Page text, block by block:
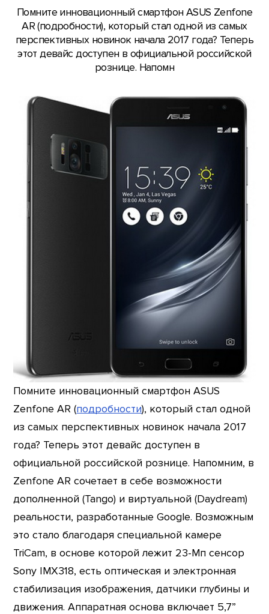
Помните инновационный смартфон ASUS Zenfone
AR (подробности), который стал одной из самых
перспективных новинок начала 2017 года? Теперь
этот девайс доступен в официальной российской
рознице. Напомн
Помните инновационный смартфон ASUS
Zenfone AR (подробности), который стал одной
из самых перспективных новинок начала 2017
года? Теперь этот девайс доступен в
официальной российской рознице. Напомним, в
Zenfone AR сочетает в себе возможности
дополненной (Tango) и виртуальной (Daydream)
реальности, разработанные Google. Возможным
это стало благодаря специальной камере
TriCam, в основе которой лежит 23-Мп сенсор
Sony IMX318, есть оптическая и электронная
стабилизация изображения, датчики глубины и
движения. Аппаратная основа включает 5,7”